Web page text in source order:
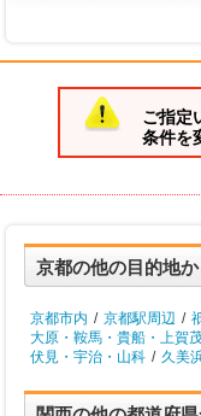
ご指定
条件を
京都の他の目的地
京都市内 / 京都駅周辺 /
大原・鞍馬・貴船・上賀
伏見・宇治・山科 / 久美